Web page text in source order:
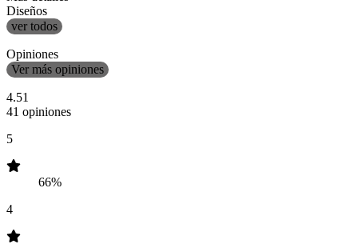
Diseños
ver todos
Opiniones
Ver más opiniones
4.51
41 opiniones
5
66%
4